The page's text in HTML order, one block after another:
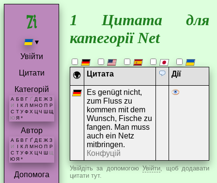
▾
Увійти
Цитати
Категорій
А Б В Г Ґ Д Е Ж З
И
І К Л М Н О П Р
С Т У Ф Х Ц Ч Ш Щ
Ю Я *
Автор
А Б В Г Ґ Д Е Ж З
И
К Л М Н О П Р
С Т У Ф Х Ц Ч Ш Щ
Ю Я *
Допомога
1 Цитата для
категорії Net
🌍 Цитата Дії
Es genügt nicht,
zum Fluss zu
kommen mit dem
Wunsch, Fische zu
fangen. Man muss
auch ein Netz
mitbringen.
Конфуцій
Увійдіть за допомогоюУвійти, щоб додавати
цитати тут.